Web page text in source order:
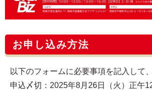
お申し込み方法
以下のフォームに必要事項を記入して
申込〆切：2025年8月26日（火）正午